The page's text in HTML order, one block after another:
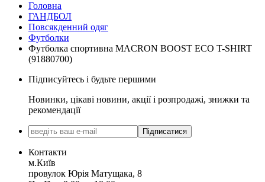
Головна
ГАНДБОЛ
Повсякденний одяг
Футболки
Футболка спортивна MACRON BOOST ECO T-SHIRT
(91880700)
Підписуйтесь і будьте першими
Новинки, цікаві новини, акції і розпродажі, знижки та
рекомендації
Підписатися
Контакти
м.Київ
провулок Юрія Матущака, 8